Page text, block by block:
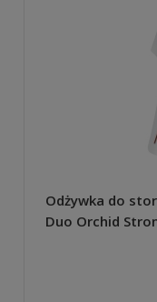
Odżywka do
Duo Orchid